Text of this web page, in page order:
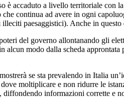
è accaduto a livello territoriale con
continua ad avere in ogni
paesaggistici). Anche in
del governo allontanando gli
alcun modo dalla scheda
se sta prevalendo in Italia
moltiplicare e non ridurre le
informazioni corrette e